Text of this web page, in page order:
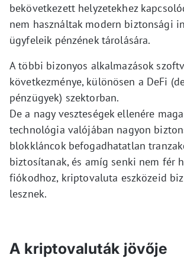
bekövetkezett helyzetekhez
nem használtak modern biztonsági
ügyfeleik pénzének tárolására.
A többi bizonyos alkalmazások
következménye, különösen a DeFi
pénzügyek) szektorban.
De a nagy veszteségek ellenére
technológia valójában nagyon
blokkláncok befogadhatatlan
biztosítanak, és amíg senki nem fér
fiókodhoz, kriptovaluta eszközeid
lesznek.
A kriptovaluták jövője